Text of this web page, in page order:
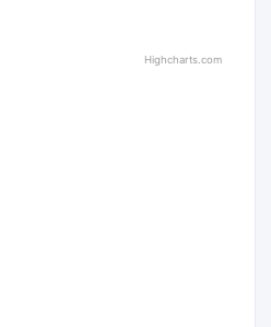
Highcharts.com